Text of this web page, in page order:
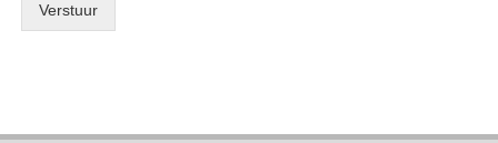
Verstuur